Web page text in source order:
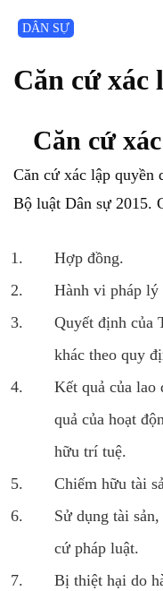
DÂN SỰ
Căn cứ xác
Căn cứ
Căn cứ xác lập
Bộ luật Dân sự 2015.
Hợp đồng.
Hành vi pháp lý
Quyết định của
khác theo quy
Kết quả của lao
quả của hoạt
hữu trí tuệ.
Chiếm hữu tài
Sử dụng tài
cứ pháp luật.
Bị thiệt hại do